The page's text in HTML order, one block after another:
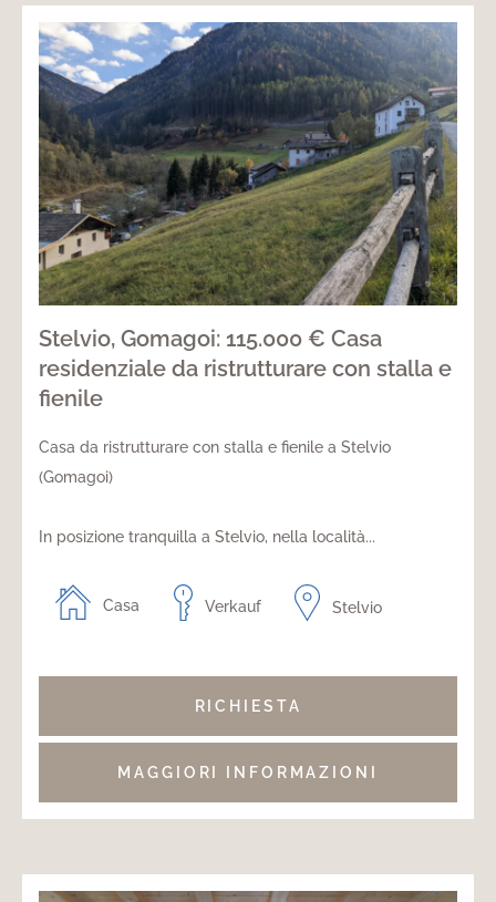
Stelvio, Gomagoi: 115.000 € Casa
residenziale da ristrutturare con stalla e
fienile
Casa da ristrutturare con stalla e fienile a Stelvio
(Gomagoi)
In posizione tranquilla a Stelvio, nella località...
Casa Verkauf Stelvio
RICHIESTA
MAGGIORI INFORMAZIONI